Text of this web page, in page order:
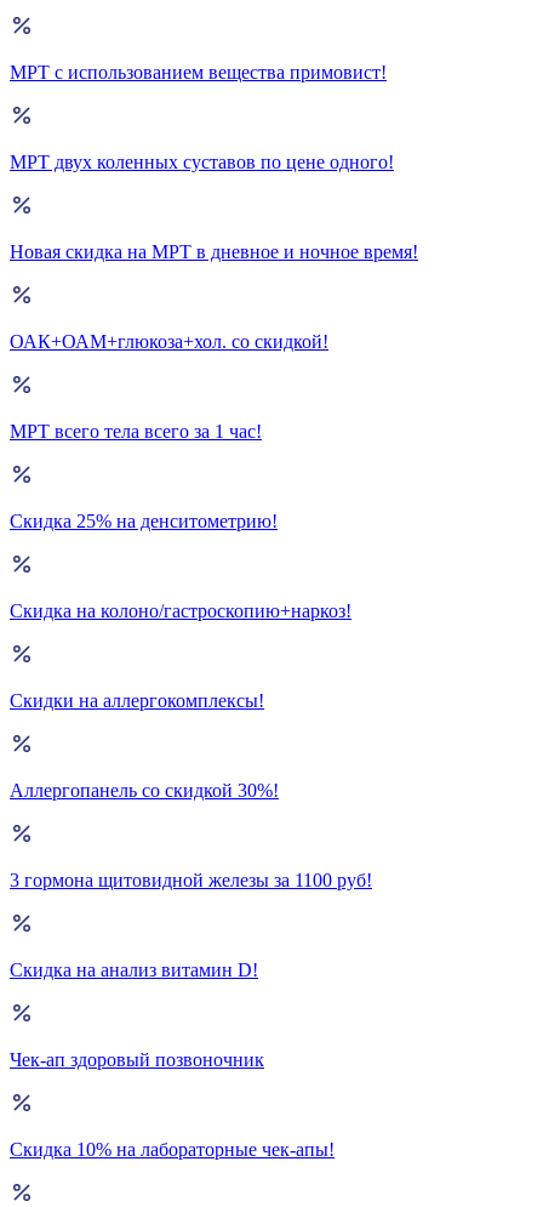
МРТ с использованием вещества примовист!
МРТ двух коленных суставов по цене одного!
Новая скидка на МРТ в дневное и ночное время!
ОАК+ОАМ+глюкоза+хол. со скидкой!
МРТ всего тела всего за 1 час!
Скидка 25% на денситометрию!
Скидка на колоно/гастроскопию+наркоз!
Скидки на аллергокомплексы!
Аллергопанель со скидкой 30%!
3 гормона щитовидной железы за 1100 руб!
Скидка на анализ витамин D!
Чек-ап здоровый позвоночник
Скидка 10% на лабораторные чек-апы!